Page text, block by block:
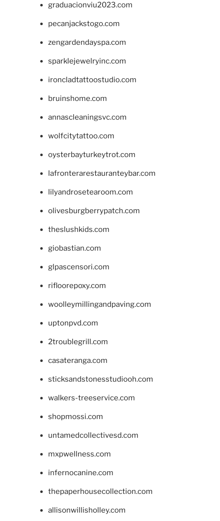
graduacionviu2023.com
pecanjackstogo.com
zengardendayspa.com
sparklejewelryinc.com
ironcladtattoostudio.com
bruinshome.com
annascleaningsvc.com
wolfcitytattoo.com
oysterbayturkeytrot.com
lafronterarestauranteybar.com
lilyandrosetearoom.com
olivesburgberrypatch.com
theslushkids.com
giobastian.com
glpascensori.com
rifloorepoxy.com
woolleymillingandpaving.com
uptonpvd.com
2troublegrill.com
casateranga.com
sticksandstonesstudiooh.com
walkers-treeservice.com
shopmossi.com
untamedcollectivesd.com
mxpwellness.com
infernocanine.com
thepaperhousecollection.com
allisonwillisholley.com